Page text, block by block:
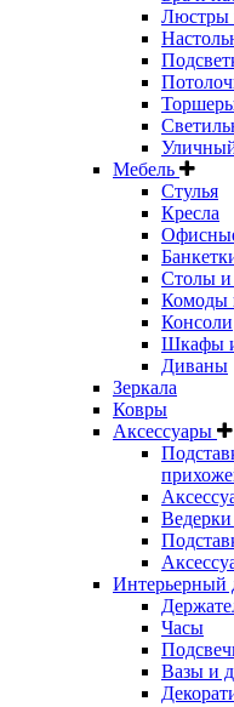
Люстры
Мебель
Стулья
Кресла
Столы и
Комоды
Консоли
Шкафы
Диваны
Зеркала
Ковры
Аксессуары
Интерьерный
Часы
Вазы и